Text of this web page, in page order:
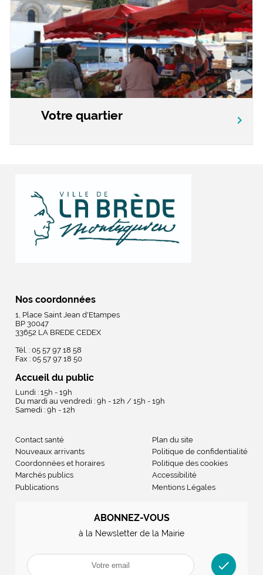
Votre quartier chevron_right
Nos coordonnées
1, Place Saint Jean d'Etampes
BP 30047
33652 LA BREDE CEDEX
Tél. : 05 57 97 18 58
Fax : 05 57 97 18 50
Accueil du public
Lundi : 15h - 19h
Du mardi au vendredi : 9h - 12h / 15h - 19h
Samedi : 9h - 12h
Contact santé
Nouveaux arrivants
Coordonnées et horaires
Marchés publics
Publications
Plan du site
Politique de confidentialité
Politique des cookies
Accessibilité
Mentions Légales
ABONNEZ-VOUS
à la Newsletter de la Mairie
check